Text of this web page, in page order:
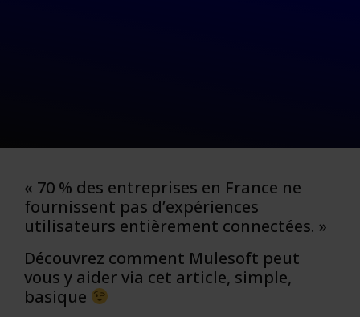
« 70 % des entreprises en France ne
fournissent pas d’expériences
utilisateurs entièrement connectées. »
Découvrez comment Mulesoft peut
vous y aider via cet article, simple,
basique